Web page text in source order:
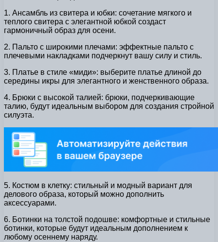
1. Ансамбль из свитера и юбки: сочетание мягкого и
теплого свитера с элегантной юбкой создаст
гармоничный образ для осени.
2. Пальто с широкими плечами: эффектные пальто с
плечевыми накладками подчеркнут вашу силу и стиль.
3. Платье в стиле «миди»: выберите платье длиной до
середины икры для элегантного и женственного образа.
4. Брюки с высокой талией: брюки, подчеркивающие
талию, будут идеальным выбором для создания стройной
силуэта.
5. Костюм в клетку: стильный и модный вариант для
делового образа, который можно дополнить
аксессуарами.
6. Ботинки на толстой подошве: комфортные и стильные
ботинки, которые будут идеальным дополнением к
любому осеннему наряду.